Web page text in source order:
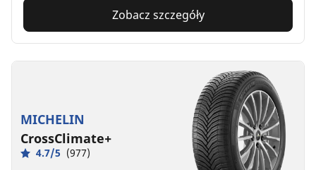
Zobacz szczegóły
MICHELIN
CrossClimate+
4.7/5 (977)